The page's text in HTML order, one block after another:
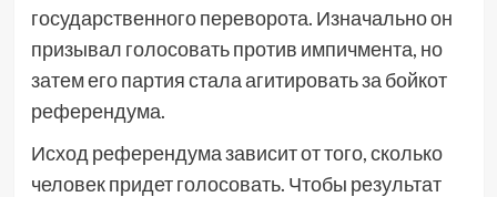
государственного переворота. Изначально он
призывал голосовать против импичмента, но
затем его партия стала агитировать за бойкот
референдума.
Исход референдума зависит от того, сколько
человек придет голосовать. Чтобы результат